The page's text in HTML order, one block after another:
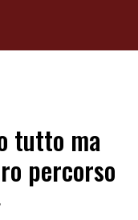
tutto ma
percorso